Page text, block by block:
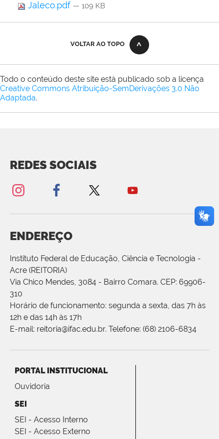
Jaleco.pdf — 109 KB
VOLTAR AO TOPO
Todo o conteúdo deste site está publicado sob a licença
Creative Commons Atribuição-SemDerivações 3.0 Não
Adaptada.
REDES SOCIAIS
ENDEREÇO
Instituto Federal de Educação, Ciência e Tecnologia -
Acre (REITORIA)
Via Chico Mendes, 3084 - Bairro Comara. CEP: 69906-
310
Horário de funcionamento: segunda a sexta, das 7h às
12h e das 14h às 17h
E-mail: reitoria@ifac.edu.br. Telefone: (68) 2106-6834
PORTAL INSTITUCIONAL
Ouvidoria
SEI
SEI - Acesso Interno
SEI - Acesso Externo